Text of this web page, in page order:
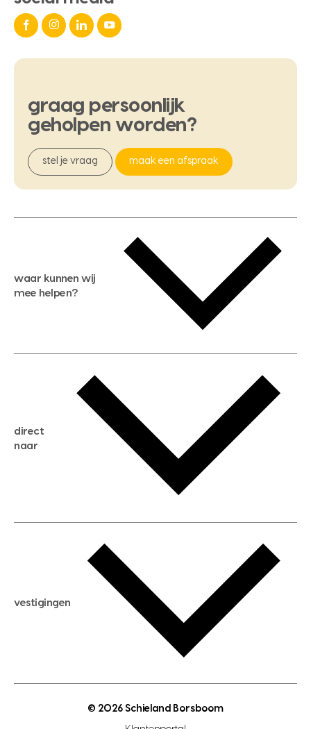
graag persoonlijk
geholpen worden?
stel je vraag maak een afspraak
waar kunnen wij
mee helpen?
gratis zoekservice
huis verkopen
huis kopen
aankoopadvies
verkoopadvies
hypotheekadvies
direct
naar
hypotheek berekenen
maximale hypotheek berekenen
hypotheek bespaarcheck
gratis zoekprofiel aanmaken
open woningwaarde dag
vestigingen
© 2026 Schieland Borsboom